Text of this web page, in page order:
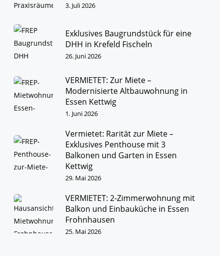
3. Juli 2026
Exklusives Baugrundstück für eine
DHH in Krefeld Fischeln
26. Juni 2026
VERMIETET: Zur Miete –
Modernisierte Altbauwohnung in
Essen Kettwig
1. Juni 2026
Vermietet: Rarität zur Miete –
Exklusives Penthouse mit 3
Balkonen und Garten in Essen
Kettwig
29. Mai 2026
VERMIETET: 2-Zimmerwohnung mit
Balkon und Einbauküche in Essen
Frohnhausen
25. Mai 2026